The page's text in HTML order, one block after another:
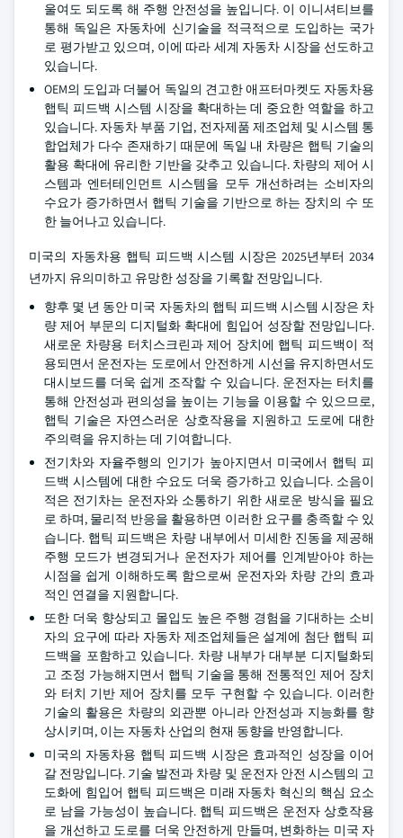
울여도 되도록 해 주행 안전성을 높입니다. 이 이니셔티브를
통해 독일은 자동차에 신기술을 적극적으로 도입하는 국가
로 평가받고 있으며, 이에 따라 세계 자동차 시장을 선도하고
있습니다.
OEM의 도입과 더불어 독일의 견고한 애프터마켓도 자동차용
햅틱 피드백 시스템 시장을 확대하는 데 중요한 역할을 하고
있습니다. 자동차 부품 기업, 전자제품 제조업체 및 시스템 통
합업체가 다수 존재하기 때문에 독일 내 차량은 햅틱 기술의
활용 확대에 유리한 기반을 갖추고 있습니다. 차량의 제어 시
스템과 엔터테인먼트 시스템을 모두 개선하려는 소비자의
수요가 증가하면서 햅틱 기술을 기반으로 하는 장치의 수 또
한 늘어나고 있습니다.
미국의 자동차용 햅틱 피드백 시스템 시장은 2025년부터 2034
년까지 유의미하고 유망한 성장을 기록할 전망입니다.
향후 몇 년 동안 미국 자동차의 햅틱 피드백 시스템 시장은 차
량 제어 부문의 디지털화 확대에 힘입어 성장할 전망입니다.
새로운 차량용 터치스크린과 제어 장치에 햅틱 피드백이 적
용되면서 운전자는 도로에서 안전하게 시선을 유지하면서도
대시보드를 더욱 쉽게 조작할 수 있습니다. 운전자는 터치를
통해 안전성과 편의성을 높이는 기능을 이용할 수 있으므로,
햅틱 기술은 자연스러운 상호작용을 지원하고 도로에 대한
주의력을 유지하는 데 기여합니다.
전기차와 자율주행의 인기가 높아지면서 미국에서 햅틱 피
드백 시스템에 대한 수요도 더욱 증가하고 있습니다. 소음이
적은 전기차는 운전자와 소통하기 위한 새로운 방식을 필요
로 하며, 물리적 반응을 활용하면 이러한 요구를 충족할 수 있
습니다. 햅틱 피드백은 차량 내부에서 미세한 진동을 제공해
주행 모드가 변경되거나 운전자가 제어를 인계받아야 하는
시점을 쉽게 이해하도록 함으로써 운전자와 차량 간의 효과
적인 연결을 지원합니다.
또한 더욱 향상되고 몰입도 높은 주행 경험을 기대하는 소비
자의 요구에 따라 자동차 제조업체들은 설계에 첨단 햅틱 피
드백을 포함하고 있습니다. 차량 내부가 대부분 디지털화되
고 조정 가능해지면서 햅틱 기술을 통해 전통적인 제어 장치
와 터치 기반 제어 장치를 모두 구현할 수 있습니다. 이러한
기술의 활용은 차량의 외관뿐 아니라 안전성과 지능화를 향
상시키며, 이는 자동차 산업의 현재 동향을 반영합니다.
미국의 자동차용 햅틱 피드백 시장은 효과적인 성장을 이어
갈 전망입니다. 기술 발전과 차량 및 운전자 안전 시스템의 고
도화에 힘입어 햅틱 피드백은 미래 자동차 혁신의 핵심 요소
로 남을 가능성이 높습니다. 햅틱 피드백은 운전자 상호작용
을 개선하고 도로를 더욱 안전하게 만들며, 변화하는 미국 자